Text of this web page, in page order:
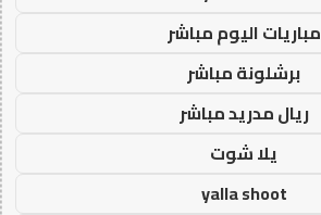
مباريات اليوم مباشر
برشلونة مباشر
ريال مدريد مباشر
يلا شوت
yalla shoot